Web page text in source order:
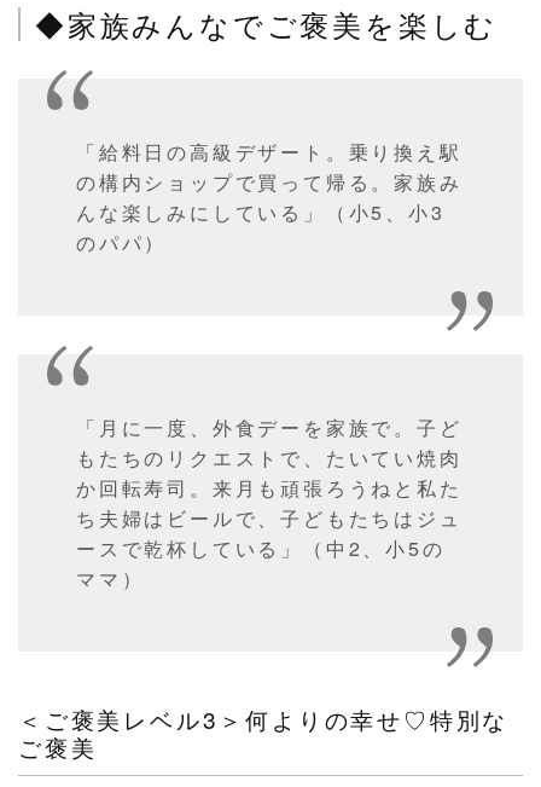
◆家族みんなでご褒美を楽しむ
「給料日の高級デザート。乗り換え駅
の構内ショップで買って帰る。家族み
んな楽しみにしている」（小5、小3
のパパ）
「月に一度、外食デーを家族で。子ど
もたちのリクエストで、たいてい焼肉
か回転寿司。来月も頑張ろうねと私た
ち夫婦はビールで、子どもたちはジュ
ースで乾杯している」（中2、小5の
ママ）
＜ご褒美レベル3＞何よりの幸せ♡特別な
ご褒美